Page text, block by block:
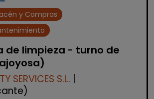
y Compras
de limpieza - turno de
SERVICES S.L.